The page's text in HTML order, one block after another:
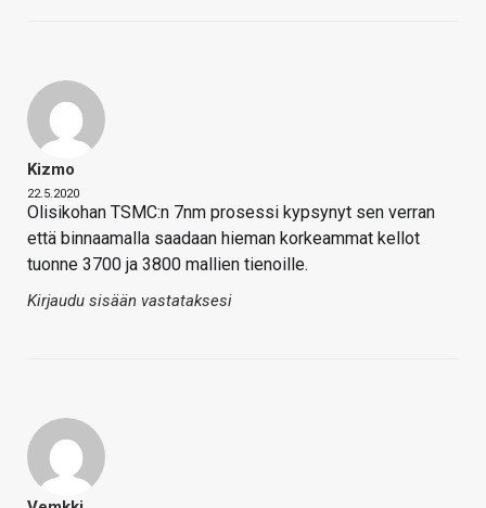
Kizmo
22.5.2020
Olisikohan TSMC:n 7nm prosessi kypsynyt sen verran
että binnaamalla saadaan hieman korkeammat kellot
tuonne 3700 ja 3800 mallien tienoille.
Kirjaudu sisään vastataksesi